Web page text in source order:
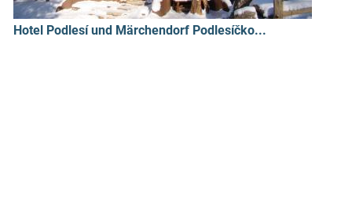
Hotel Podlesí und Märchendorf Podlesíčko...